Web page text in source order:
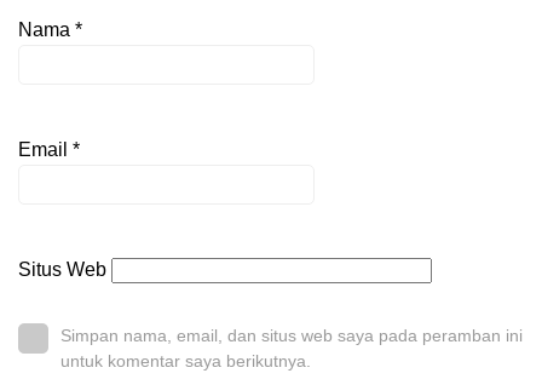
Nama *
Email *
Situs Web
Simpan nama, email, dan situs web saya pada peramban ini
untuk komentar saya berikutnya.